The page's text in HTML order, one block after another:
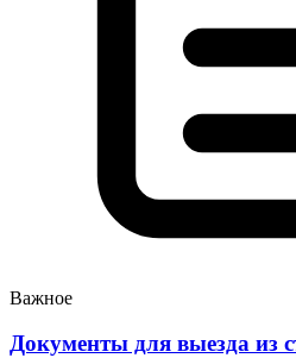
Важное
Документы для выезда из